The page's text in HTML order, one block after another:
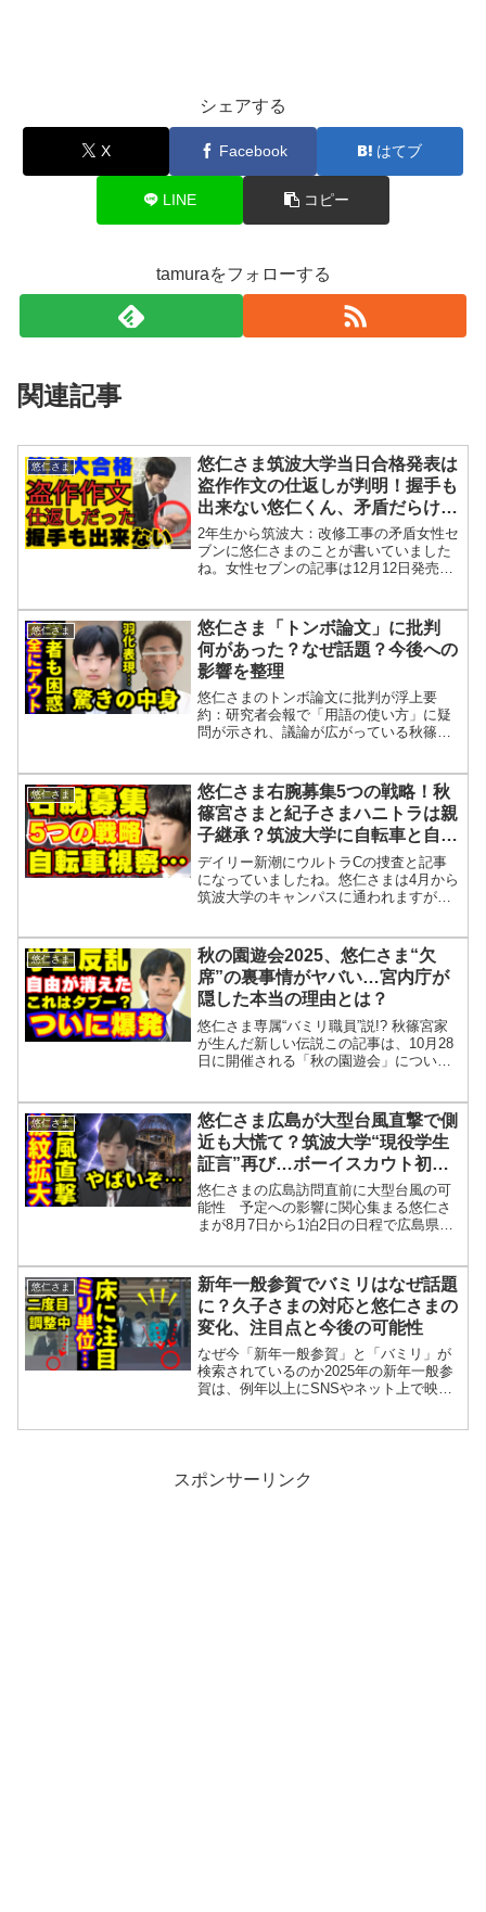
シェアする
X Facebook はてブ
LINE コピー
tamuraをフォローする
関連記事
悠仁さま
悠仁さま筑波大学当日合格発表は
盗作作文の仕返しが判明！握手も
出来ない悠仁くん、矛盾だらけ秋
篠宮邸の改修計画が無計画で2年
生がキッカケ？
2年生から筑波大：改修工事の矛盾女性セ
ブンに悠仁さまのことが書いていました
ね。女性セブンの記事は12月12日発売だ
しょうね。母の為に東大という記事でし
た。ただ部活のこと...
悠仁さま
悠仁さま「トンボ論文」に批判
何があった？なぜ話題？今後への
影響を整理
悠仁さまのトンボ論文に批判が浮上要
約：研究者会報で「用語の使い方」に疑
問が示され、議論が広がっている秋篠宮
り、新たな議論が起きています。2024年
3月31日発行の会報「ト...
悠仁さま
悠仁さま右腕募集5つの戦略！秋
篠宮さまと紀子さまハニトラは親
子継承？筑波大学に自転車と自動
車教習所に爆笑
デイリー新潮にウルトラCの捜査と記事
になっていましたね。悠仁さまは4月から
筑波大学のキャンパスに通われますが警
ていませんからね。そして何かと悠仁さ
まのご学友に焦点があた...
悠仁さま
秋の園遊会2025、悠仁さま“欠
席”の裏事情がヤバい…宮内庁が
隠した本当の理由とは？
悠仁さま専属“バミリ職員”説!? 秋篠宮家
が生んだ新しい伝説この記事は、10月28
日に開催される「秋の園遊会」につい
のです。騎手の武豊さんや菊池桃子さん
夫妻など著名人の...
悠仁さま
悠仁さま広島が大型台風直撃で側
近も大慌て？筑波大学“現役学生
証言”再び…ボーイスカウト初の
お言葉と愛子さま伊勢神宮との注
目度比較はどうなる
悠仁さまの広島訪問直前に大型台風の可
能性 予定への影響に関心集まる悠仁さ
まが8月7日から1泊2日の日程で広島県を
の供花・拝礼、本川小学校平和資料館の
視察、そして日本スカ...
悠仁さま
新年一般参賀でバミリはなぜ話題
に？久子さまの対応と悠仁さまの
変化、注目点と今後の可能性
なぜ今「新年一般参賀」と「バミリ」が
検索されているのか2025年の新年一般参
賀は、例年以上にSNSやネット上で映
スポンサーリンク